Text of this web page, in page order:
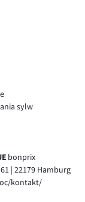
sylw
bonprix
| 22179 Hamburg
kontakt/